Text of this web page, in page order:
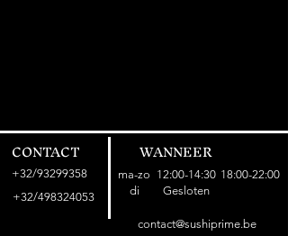
CONTACT WANNEER
+32/93299358
+32/498324053
ma-zo
di
12:00-14:30
Gesloten
18:00-22:00
contact@sushiprime.be